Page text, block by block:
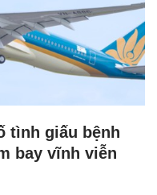
tình giấu bệnh
bay vĩnh viễn